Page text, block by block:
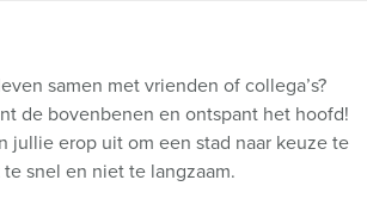
samen met vrienden of collega’s?
de bovenbenen en ontspant het hoofd!
jullie erop uit om een stad naar keuze te
snel en niet te langzaam.